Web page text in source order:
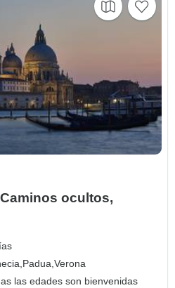
ocultos,
Padua,Verona
las edades son bienvenidas